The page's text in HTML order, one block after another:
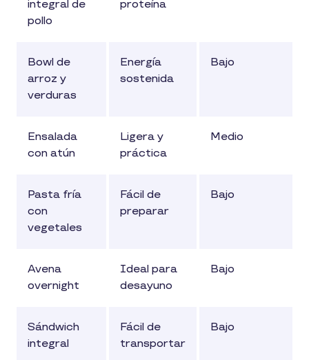
integral de
pollo
proteína
Bowl de
arroz y
verduras
Energía
sostenida
Bajo
Ensalada
con atún
Ligera y
práctica
Medio
Pasta fría
con
vegetales
Fácil de
preparar
Bajo
Avena
overnight
Ideal para
desayuno
Bajo
Sándwich
integral
Fácil de
transportar
Bajo